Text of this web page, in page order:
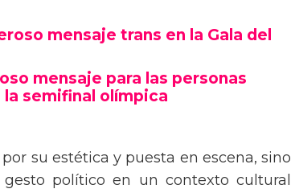
mensaje trans en la Gala del
mensaje para las personas
la semifinal olímpica
su estética y puesta en escena, sino
político en un contexto cultural